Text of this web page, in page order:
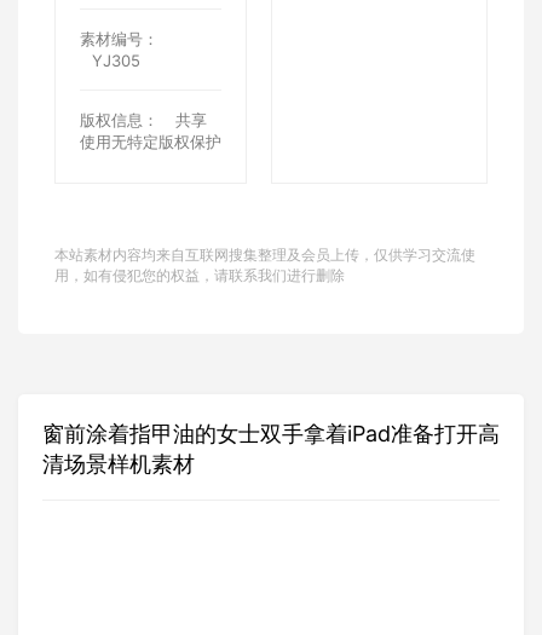
素材编号：
YJ305
版权信息：
共享
使用无特定版权保护
本站素材内容均来自互联网搜集整理及会员上传，仅供学习交流使
用，如有侵犯您的权益，请联系我们进行删除
窗前涂着指甲油的女士双手拿着iPad准备打开高
清场景样机素材